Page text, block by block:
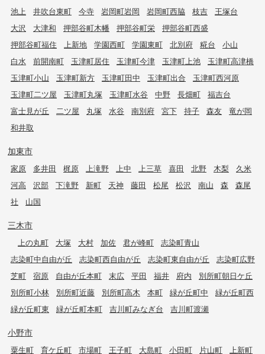
池上
井吹台東町 今寺 岩岡町岩岡 岩岡町西脇 枝吉
王塚台
大沢
大津和 押部谷町木幡 押部谷町栄
押部谷町西盛
押部谷町福住
上新地 学園西町 学園東町 北別府 糀台
小山
白水
前開南町 玉津町居住 玉津町今津 玉津町上池
玉津町高津橋
玉津町小山
玉津町新方 玉津町田中 玉津町出合
玉津町西河原
玉津町二ツ屋
玉津町丸塚 玉津町水谷 中野 長畑町
福吉台
富士見が丘
二ツ屋 丸塚 水谷 南別府 宮下 持子 森友
竜が岡
和井取
加東市
家原 多井田 梶原 上滝野 上中 上三草 喜田 北野 木梨
久米
河高
沢部 下滝野 新町 天神 藤田 松尾 松沢 南山 森
森尾
社
山国
三木市
上の丸町 大塚 大村 加佐 君が峰町
志染町青山
志染町中自由が丘
志染町西自由が丘 志染町東自由が丘
志染町広野
芝町
宿原 自由が丘本町 末広 平田 福井 府内
別所町朝日ケ丘
別所町小林
別所町近藤 別所町高木 本町 緑が丘町中
緑が丘町西
緑が丘町東
緑が丘町本町 吉川町みなぎ台 吉川町渡瀬
小野市
粟生町 育ケ丘町 市場町 王子町 大島町 小田町 片山町
上新町